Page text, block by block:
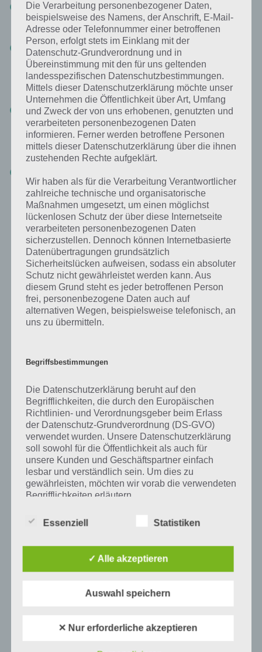
DiePokéstops laden nicht zu Endeund bleiben weiß. Hierfür
haben wir bereits einen eigenen Artikel mitTipps zu dieser
Problematikangefertigt.
Im Kampf in der Arena bleibt das gegnerische Pokémon auf 1 %
und stirbt nicht. Auch dies ist eher ein Serverfehler denn ein
richtiger Bug, denn er tritt meist nur auf, wenn das Spiel generell
etwas unrund läuft. Auch hier hilft manchmal nur der komplette
Neustart der App.
DasGPS tracked ungenauund zeigt dich an leicht versetzten
Positionen an. Auch hier ist wieder zu sagen, dass dies nur dann
passiert, wenn der Server generell Probleme macht. Hier kann ein
Neustart der App helfen – manchmal behebt es sich aber auch
von alleine.
Wenn du über einen längeren Zeitraum Pokémon in deiner Liste
hast, welche bei 3 Fußspuren sind obwohl du bereits ein großes
Gebiet abgelaufen bist, dann kann ein Neustart des Spiels helfen.
Teilweise werden die entsprechenden Pokémon nicht aus der
Liste entfernt, obwohl du schon viel zu weit von ihnen weg bist,
um sie noch realistisch finden zu können.
Hast du noch weitere Bugs / Probleme beobachtet? Lass es uns in
den Kommentaren wissen!
Tweet auf Twitter
Mehr Artikel hier auf Touchportal
Die Verarbeitung personenbezogener Daten,
beispielsweise des Namens, der Anschrift, E-Mail-
Adresse oder Telefonnummer einer betroffenen
Person, erfolgt stets im Einklang mit der
Datenschutz-Grundverordnung und in
Übereinstimmung mit den für uns geltenden
landesspezifischen Datenschutzbestimmungen.
Mittels dieser Datenschutzerklärung möchte unser
Unternehmen die Öffentlichkeit über Art, Umfang
und Zweck der von uns erhobenen, genutzten und
verarbeiteten personenbezogenen Daten
informieren. Ferner werden betroffene Personen
mittels dieser Datenschutzerklärung über die ihnen
zustehenden Rechte aufgeklärt.
Wir haben als für die Verarbeitung Verantwortlicher
zahlreiche technische und organisatorische
Maßnahmen umgesetzt, um einen möglichst
lückenlosen Schutz der über diese Internetseite
verarbeiteten personenbezogenen Daten
sicherzustellen. Dennoch können Internetbasierte
Datenübertragungen grundsätzlich
Sicherheitslücken aufweisen, sodass ein absoluter
Schutz nicht gewährleistet werden kann. Aus
diesem Grund steht es jeder betroffenen Person
frei, personenbezogene Daten auch auf
alternativen Wegen, beispielsweise telefonisch, an
uns zu übermitteln.
Begriffsbestimmungen
Die Datenschutzerklärung beruht auf den
Begrifflichkeiten, die durch den Europäischen
Richtlinien- und Verordnungsgeber beim Erlass
der Datenschutz-Grundverordnung (DS-GVO)
verwendet wurden. Unsere Datenschutzerklärung
soll sowohl für die Öffentlichkeit als auch für
unsere Kunden und Geschäftspartner einfach
lesbar und verständlich sein. Um dies zu
gewährleisten, möchten wir vorab die verwendeten
Begrifflichkeiten erläutern.
Wir verwenden in dieser Datenschutzerklärung
a) personenbezogene Daten
Personenbezogene Daten sind alle
oder identifizierbare natürliche Person (im
Folgenden „betroffene Person") beziehen.
Essenziell Statistiken
✓ Alle akzeptieren
Auswahl speichern
✕ Nur erforderliche akzeptieren